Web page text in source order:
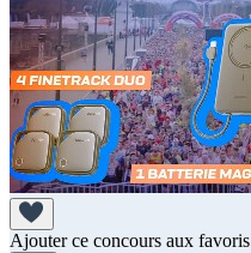
Ajouter ce concours aux favoris